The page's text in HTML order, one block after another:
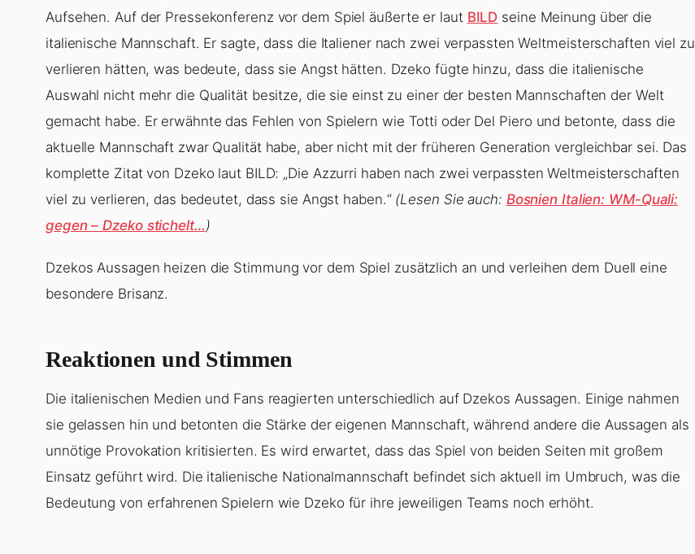
Aufsehen. Auf der Pressekonferenz vor dem Spiel äußerte er laut BILD seine Meinung über die
italienische Mannschaft. Er sagte, dass die Italiener nach zwei verpassten Weltmeisterschaften viel zu
verlieren hätten, was bedeute, dass sie Angst hätten. Dzeko fügte hinzu, dass die italienische
Auswahl nicht mehr die Qualität besitze, die sie einst zu einer der besten Mannschaften der Welt
gemacht habe. Er erwähnte das Fehlen von Spielern wie Totti oder Del Piero und betonte, dass die
aktuelle Mannschaft zwar Qualität habe, aber nicht mit der früheren Generation vergleichbar sei. Das
komplette Zitat von Dzeko laut BILD: „Die Azzurri haben nach zwei verpassten Weltmeisterschaften
viel zu verlieren, das bedeutet, dass sie Angst haben.“ (Lesen Sie auch: Bosnien Italien: WM-Quali:
gegen – Dzeko stichelt… )
Dzekos Aussagen heizen die Stimmung vor dem Spiel zusätzlich an und verleihen dem Duell eine
besondere Brisanz.
Reaktionen und Stimmen
Die italienischen Medien und Fans reagierten unterschiedlich auf Dzekos Aussagen. Einige nahmen
sie gelassen hin und betonten die Stärke der eigenen Mannschaft, während andere die Aussagen als
unnötige Provokation kritisierten. Es wird erwartet, dass das Spiel von beiden Seiten mit großem
Einsatz geführt wird. Die italienische Nationalmannschaft befindet sich aktuell im Umbruch, was die
Bedeutung von erfahrenen Spielern wie Dzeko für ihre jeweiligen Teams noch erhöht.